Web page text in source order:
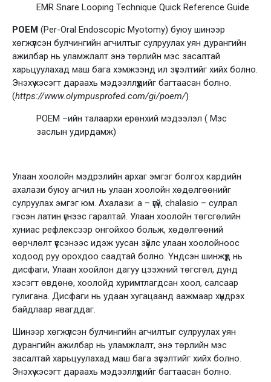
EMR Snare Looping Technique Quick Reference Guide
POEM (Per-Oral Endoscopic Myotomy) буюу шинээр
хөгжүүлсэн булчингийн агчилтыг сулруулах уян дурангийн
ажилбар нь уламжлалт энэ төрлийн мэс засалтай
харьцуулахад маш бага хэмжээнд ил зүсэлтийг хийх болно.
Энэхүү хэсэгт дараахь мэдээллүүдийг багтаасан болно.
(https://www.olympusprofed.com/gi/poem/)
POEM –ийн талаархи ерөнхий мэдээлэл ( Мэс
заслын удирдамж)
Улаан хоолойн мэдрэлийн архаг эмгэг болгох кардийн
ахалази буюу агчил нь улаан хоолойн хөдөлгөөнийг
сулруулах эмгэг юм. Ахалази: a – үгүй, chalasio – сулрал
гэсэн латин үгнээс гаралтай. Улаан хоолойн төгсгөлийн
хуниас рефлексээр онгойхоо больж, хөдөлгөөний
өөрчлөлт үүссэнээс идэж уусан зүйлс улаан хоолойноос
ходоод руу орохдоо саадтай болно. Үндсэн шинжүүд нь
дисфаги, Улаан хоойлон дагуу цээжний төгсгөл, дунд
хэсэгт өвдөнө, хоолойд хуримтлагдсан хоол, салсаар
гулигана. Дисфаги нь удаан хугацаанд аажмаар хүндрэх
байдлаар явагддаг.
Шинээр хөгжүүлсэн булчингийн агчилтыг сулруулах уян
дурангийн ажилбар нь уламжлалт, энэ төрлийн мэс
засалтай харьцуулахад маш бага зүсэлтийг хийх болно.
Энэхүү хэсэгт дараахь мэдээллүүдийг багтаасан болно.